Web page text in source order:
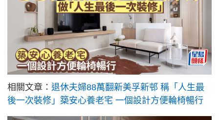
相關文章： 退休夫婦88萬翻新美孚新邨 稱「人生最
後一次裝修」築安心養老宅 一個設計方便輪椅暢行